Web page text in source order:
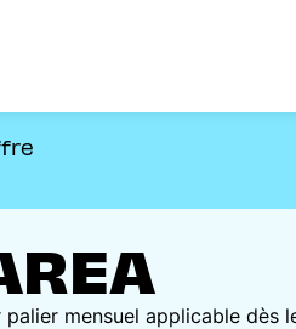
mensuel applicable dès